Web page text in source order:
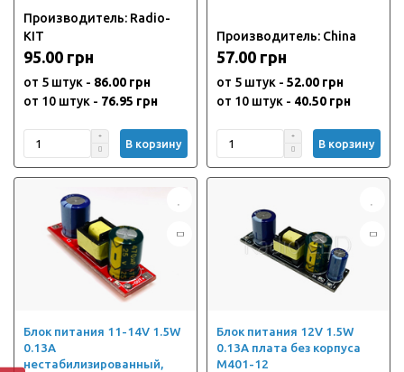
Производитель: Radio-
KIT
95.00 грн
от 5 штук - 86.00 грн
от 10 штук - 76.95 грн
В корзину
Производитель: China
57.00 грн
от 5 штук - 52.00 грн
от 10 штук - 40.50 грн
В корзину
Блок питания 11-14V 1.5W
0.13A
нестабилизированный,
Блок питания 12V 1.5W
0.13A плата без корпуса
M401-12